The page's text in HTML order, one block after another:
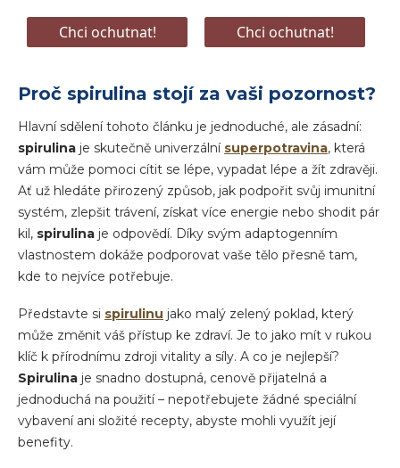
Proč spirulina stojí za vaši pozornost?
Hlavní sdělení tohoto článku je jednoduché, ale zásadní:
spirulina je skutečně univerzální superpotravina, která
vám může pomoci cítit se lépe, vypadat lépe a žít zdravěji.
Ať už hledáte přirozený způsob, jak podpořit svůj imunitní
systém, zlepšit trávení, získat více energie nebo shodit pár
kil, spirulina je odpovědí. Díky svým adaptogenním
vlastnostem dokáže podporovat vaše tělo přesně tam,
kde to nejvíce potřebuje.
Představte si spirulinu jako malý zelený poklad, který
může změnit váš přístup ke zdraví. Je to jako mít v rukou
klíč k přírodnímu zdroji vitality a síly. A co je nejlepší?
Spirulina je snadno dostupná, cenově přijatelná a
jednoduchá na použití – nepotřebujete žádné speciální
vybavení ani složité recepty, abyste mohli využít její
benefity.